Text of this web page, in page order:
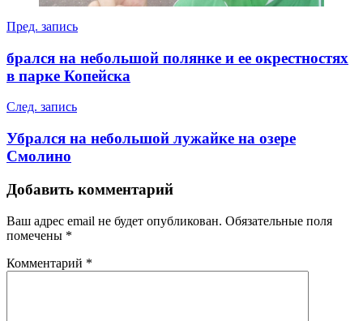
Навигация
по
записям
Пред. запись
брался на небольшой полянке и ее окрестностях
в парке Копейска
След. запись
Убрался на небольшой лужайке на озере
Смолино
Добавить комментарий
Ваш адрес email не будет опубликован. Обязательные поля
помечены *
Комментарий *